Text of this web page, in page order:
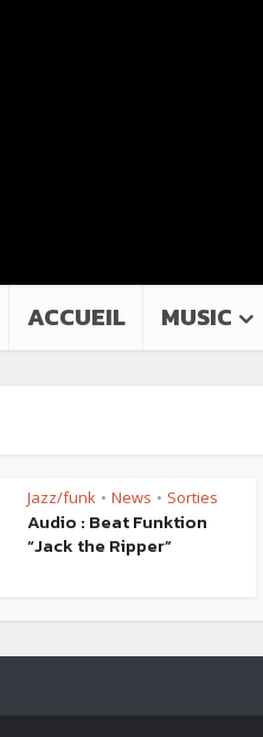
ACCUEIL MUSIC
Jazz/funk • News • Sorties
Audio : Beat Funktion
“Jack the Ripper”